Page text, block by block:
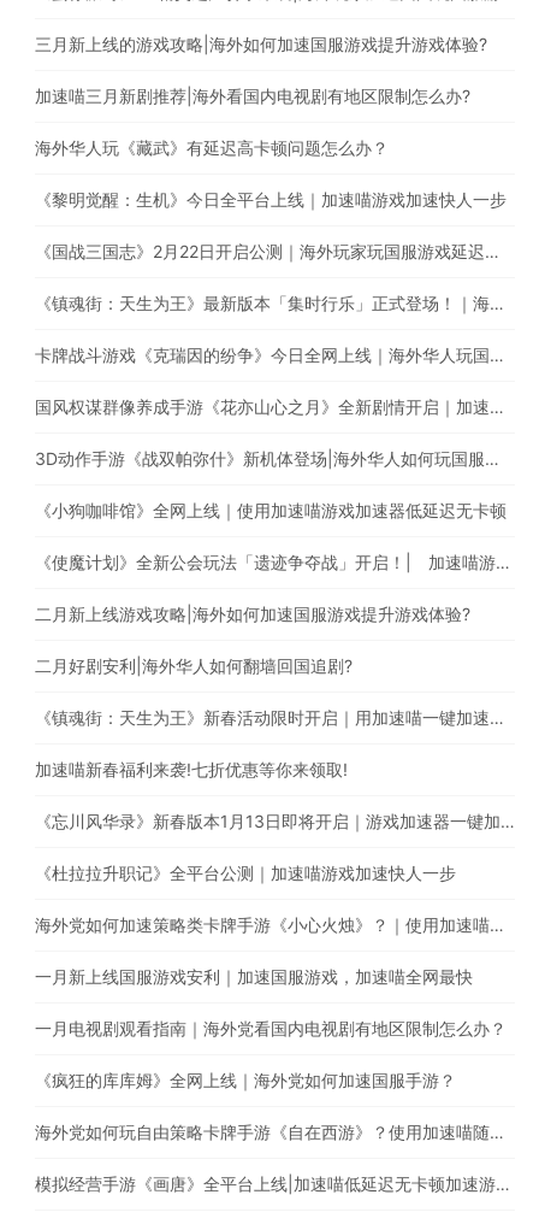
三月新上线的游戏攻略|海外如何加速国服游戏提升游戏体验?
加速喵三月新剧推荐|海外看国内电视剧有地区限制怎么办?
海外华人玩《藏武》有延迟高卡顿问题怎么办？
《黎明觉醒：生机》今日全平台上线｜加速喵游戏加速快人一步
《国战三国志》2月22日开启公测｜海外玩家玩国服游戏延迟高怎么办？
《镇魂街：天生为王》最新版本「集时行乐」正式登场！｜海外玩国服游戏，遭遇延迟卡顿、丢包？
卡牌战斗游戏《克瑞因的纷争》今日全网上线｜海外华人玩国服游戏有延迟高卡顿问题怎么办？
国风权谋群像养成手游《花亦山心之月》全新剧情开启｜加速国服游戏全网最快
3D动作手游《战双帕弥什》新机体登场|海外华人如何玩国服手游?
《小狗咖啡馆》全网上线｜使用加速喵游戏加速器低延迟无卡顿
《使魔计划》全新公会玩法「遗迹争夺战」开启！| 加速喵游戏加速快人一步
二月新上线游戏攻略|海外如何加速国服游戏提升游戏体验?
二月好剧安利|海外华人如何翻墙回国追剧?
《镇魂街：天生为王》新春活动限时开启｜用加速喵一键加速游戏降低海外玩国服延迟。
加速喵新春福利来袭!七折优惠等你来领取!
《忘川风华录》新春版本1月13日即将开启｜游戏加速器一键加速提升游戏体验
《杜拉拉升职记》全平台公测｜加速喵游戏加速快人一步
海外党如何加速策略类卡牌手游《小心火烛》？｜使用加速喵一键智能加速回国
一月新上线国服游戏安利｜加速国服游戏，加速喵全网最快
一月电视剧观看指南｜海外党看国内电视剧有地区限制怎么办？
《疯狂的库库姆》全网上线｜海外党如何加速国服手游？
海外党如何玩自由策略卡牌手游《自在西游》？使用加速喵随时随地畅享游戏加速
模拟经营手游《画唐》全平台上线|加速喵低延迟无卡顿加速游戏全网最快